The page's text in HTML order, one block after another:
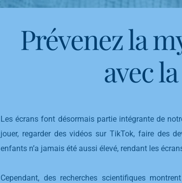
Prévenez la
avec
Les écrans font désormais partie intégrante de
jouer, regarder des vidéos sur TikTok, faire des
enfants n’a jamais été aussi élevé, rendant les
Cependant, des recherches scientifiques